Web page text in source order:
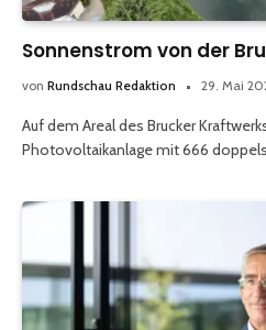
Sonnenstrom von der
von Rundschau Redaktion 29. Mai
Auf dem Areal des Brucker
Photovoltaikanlage mit 666